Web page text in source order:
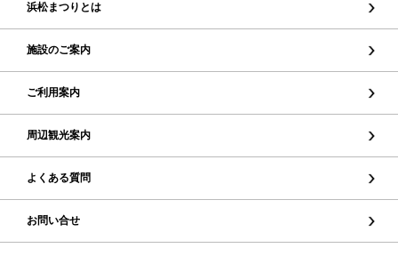
浜松まつりとは
施設のご案内
ご利用案内
周辺観光案内
よくある質問
お問い合せ